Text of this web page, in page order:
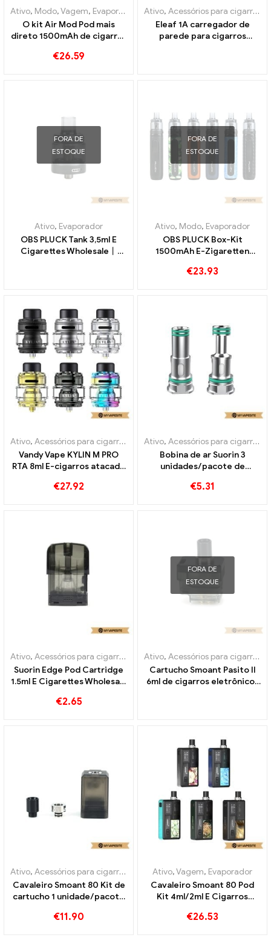
Ativo, Modo,Vagem, Evaporador
O kit Air Mod Pod mais
direto 1500mAh de cigarros
Personalizado
€26.59
Ativo, Acessórios para cigarros eletrônicos
Eleaf 1A carregador de
parede para cigarros
FORA DE
ESTOQUE
Ativo, Evaporador
OBS PLUCK Tank 3,5ml E
Cigarettes Wholesale丨
FORA DE
ESTOQUE
Ativo, Modo, Evaporador
OBS PLUCK Box-Kit
1500mAh E-Zigaretten
€23.93
Ativo, Acessórios para cigarros eletrônicos
Vandy Vape KYLIN M PRO
RTA 8ml E-cigarros atacado
€27.92
Ativo, Acessórios para cigarros eletrônicos
Bobina de ar Suorin 3
unidades/pacote de
atacado丨Personalizado
€5.31
Ativo, Acessórios para cigarros eletrônicos ,Evaporador
Suorin Edge Pod Cartridge
1.5ml E Cigarettes Wholesale
€2.65
FORA DE
ESTOQUE
Ativo, Acessórios para cigarros eletrônicos
Cartucho Smoant Pasito II
6ml de cigarros eletrônicos
Ativo, Acessórios para cigarros eletrônicos ,Evaporador
Cavaleiro Smoant 80 Kit de
cartucho 1 unidade/pacote
atacado丨Personalizado
€11.90
Ativo,Vagem, Evaporador
Cavaleiro Smoant 80 Pod
Kit 4ml/2ml E Cigarros
€26.53